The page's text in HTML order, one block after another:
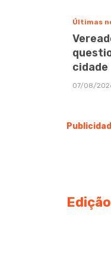
Últimas
cidade
07/08/